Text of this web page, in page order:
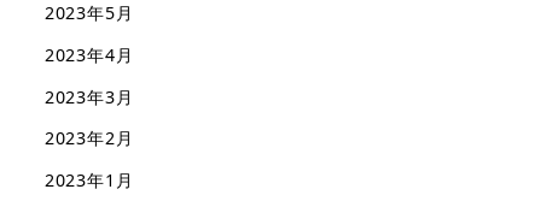
2023年5月
2023年4月
2023年3月
2023年2月
2023年1月